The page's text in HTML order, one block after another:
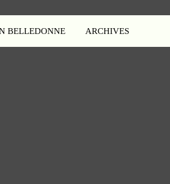
BELLEDONNE ARCHIVES